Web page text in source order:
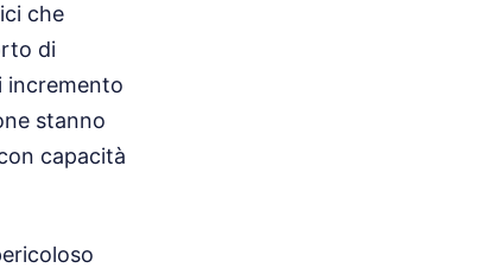
che
di
incremento
stanno
capacità